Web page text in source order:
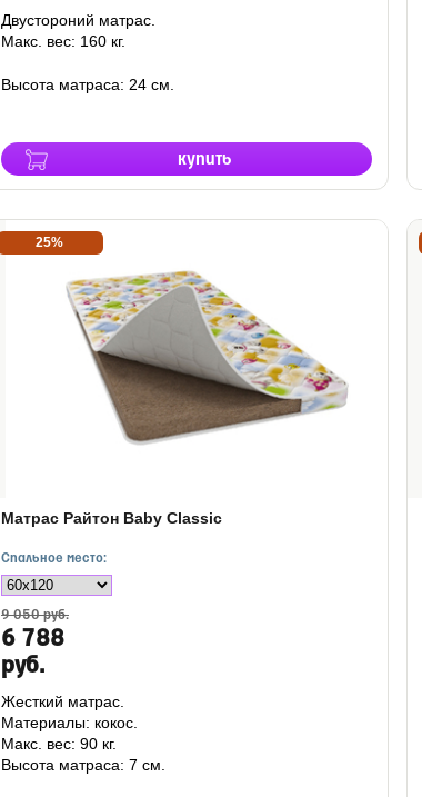
купить
Двустороний матрас.
Макс. вес: 160 кг.
Высота матраса: 24 см.
25%
Матрас Райтон Baby Classic
Спальное место:
9 050 руб.
6 788
руб.
Жесткий матрас.
Материалы: кокос.
Макс. вес: 90 кг.
Высота матраса: 7 см.